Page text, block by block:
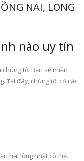
NAI, LONG
nào uy tín
tôi Bạn sẽ nhận
Tại đây, chúng tôi có các
hài lòng nhất có thể.